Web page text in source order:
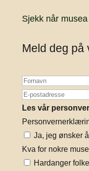
Sjekk når
Meld deg på
Les vår
Ja, jeg ønsker
Kva for nokre
Hardanger